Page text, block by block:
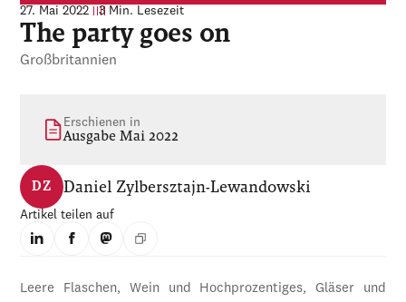
27. Mai 2022
3 Min. Lesezeit
The party goes on
Großbritannien
Erschienen in
Ausgabe Mai 2022
DZ Daniel Zylbersztajn-Lewandowski
Artikel teilen auf
Leere Flaschen, Wein und Hochprozentiges, Gläser und